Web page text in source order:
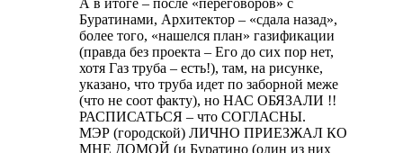
Буратинами, Архитектор – «сдала назад»,
более того, «нашелся план» газификации
(правда без проекта – Его до сих пор нет,
хотя Газ труба – есть!), там, на рисунке,
указано, что труба идет по заборной меже
(что не соот факту), но НАС ОБЯЗАЛИ !!
РАСПИСАТЬСЯ – что СОГЛАСНЫ.
МЭР (городской) ЛИЧНО ПРИЕЗЖАЛ КО
МНЕ ДОМОЙ (и Буратино (один из них